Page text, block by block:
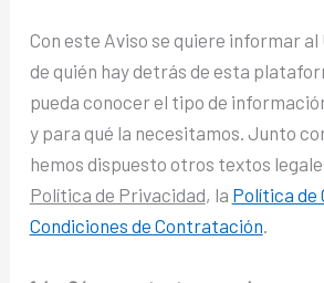
Con este Aviso se quiere informar
de quién hay detrás de esta
pueda conocer el tipo de
y para qué la necesitamos. Junto
hemos dispuesto otros textos
Política de Privacidad, la Política de
Condiciones de Contratación.